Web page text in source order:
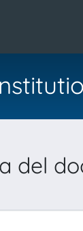
del